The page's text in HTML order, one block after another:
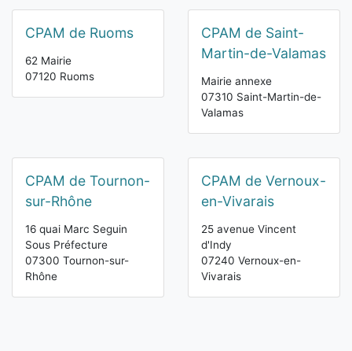
CPAM de Ruoms
62 Mairie
07120 Ruoms
CPAM de Saint-
Martin-de-Valamas
Mairie annexe
07310 Saint-Martin-de-
Valamas
CPAM de Tournon-
sur-Rhône
16 quai Marc Seguin
Sous Préfecture
07300 Tournon-sur-
Rhône
CPAM de Vernoux-
en-Vivarais
25 avenue Vincent
d'Indy
07240 Vernoux-en-
Vivarais